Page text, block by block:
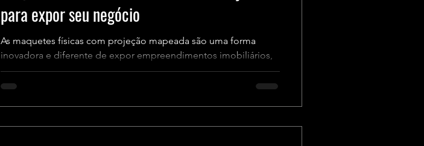
para expor seu negócio
As maquetes físicas com projeção mapeada são uma forma
inovadora e diferente de expor empreendimentos imobiliários,
tanto para clientes,...